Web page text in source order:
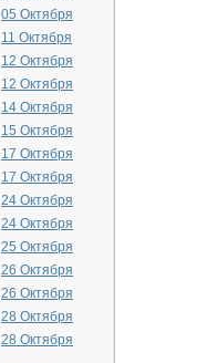
05 Октября
11 Октября
12 Октября
12 Октября
14 Октября
15 Октября
17 Октября
17 Октября
24 Октября
24 Октября
25 Октября
26 Октября
26 Октября
28 Октября
28 Октября